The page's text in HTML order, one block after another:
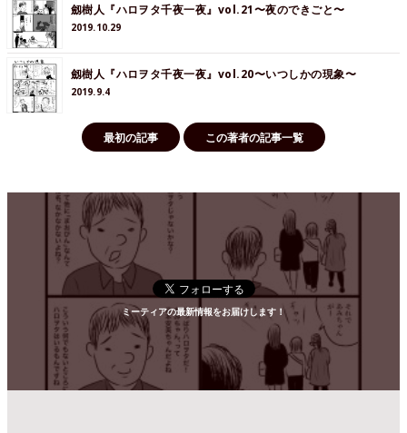
劔樹人『ハロヲタ千夜一夜』vol.21〜夜のできごと〜
2019.10.29
劔樹人『ハロヲタ千夜一夜』vol.20〜いつしかの現象〜
2019.9.4
最初の記事 この著者の記事一覧
ミーティアの最新情報をお届けします！